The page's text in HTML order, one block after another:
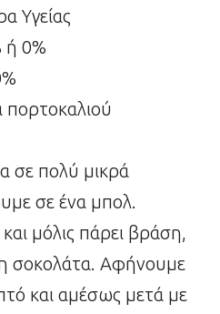
Υγείας
ή 0%
πορτοκαλιού
σε πολύ μικρά
σε ένα μπολ.
μόλις πάρει βράση,
σοκολάτα. Αφήνουμε
και αμέσως μετά με